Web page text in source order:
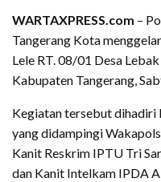
WARTAXPRESS.com –
Tangerang Kota
Lele RT. 08/01 Desa
Kabupaten Tangerang,
Kegiatan tersebut dihadiri
yang didampingi
Kanit Reskrim IPTU Tri
dan Kanit Intelkam IPDA